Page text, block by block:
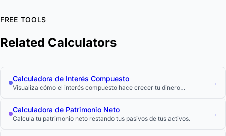
FREE TOOLS
Related Calculators
Calculadora de Interés Compuesto
Visualiza cómo el interés compuesto hace crecer tu dinero
→
Calculadora de Patrimonio Neto
Calcula tu patrimonio neto restando tus pasivos de tus activos.
→